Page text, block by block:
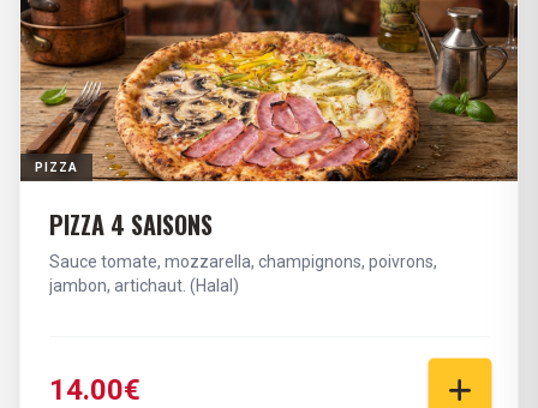
PIZZA
PIZZA 4 SAISONS
Sauce tomate, mozzarella, champignons, poivrons,
jambon, artichaut. (Halal)
14.00€